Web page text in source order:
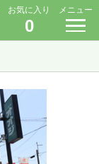
お気に入り
0
メニュー